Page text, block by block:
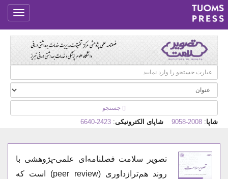
جستجو
شاپا:
2008-9058 شاپای الکترونیکی:
2423-6640
تصویر سلامت فصلنامه‌ا‌ی علمی-پژوهشی با
روند هم‌ترازداوری (peer review) است که